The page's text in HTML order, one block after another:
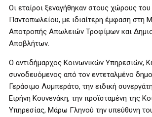
Οι εταίροι ξεναγήθηκαν στους χώρους
Παντοπωλείου, με ιδιαίτερη έμφαση στη
Αποτροπής Απωλειών Τροφίμων και
Αποβλήτων.
Ο αντιδήμαρχος Κοινωνικών Υπηρεσιών,
συνοδευόμενος από τον εντεταλμένο
Γεράσιμο Λυμπεράτο, την ειδική
Ειρήνη Κουνενάκη, την προϊσταμένη της
Υπηρεσίας, Μάρω Γληνού την υπεύθυνη